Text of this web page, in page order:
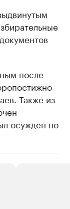
после
Также из
осужден по